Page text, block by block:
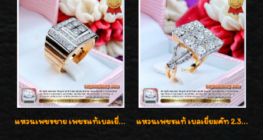
แหวนเพชรชาย เพชรแท้เบลเยี่ยมคัท น้ำ100% D-Color/VVS 2.46 กะรัต แหวนเพชรแท้ เบลเยี่ยมคัท 2.39 กะรัต น้ำ 98 F-Color/VVS ดีไซน์หน้ากว้างหรูเต็มนิ้ว